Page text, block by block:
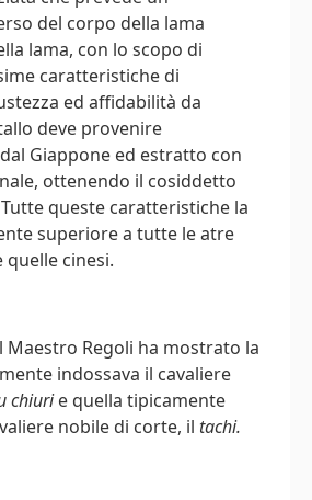
del corpo della lama
lama, con lo scopo di
caratteristiche di
ed affidabilità da
deve provenire
Giappone ed estratto con
ottenendo il cosiddetto
queste caratteristiche la
superiore a tutte le atre
quelle cinesi.
Maestro Regoli ha mostrato la
indossava il cavaliere
chiurie quella tipicamente
nobile di corte, il tachi.